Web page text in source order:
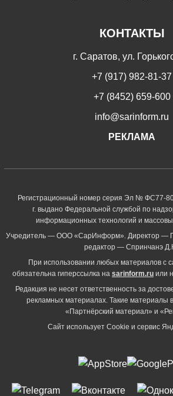
КОНТАКТЫ
г. Саратов, ул.
+7 (917) 982-81-37
+7 (8452) 659-600
info@sarinform.ru
РЕКЛАМА
Регистрационный номер серия Эл № ФС77-
г. выдано Федеральной службой по
информационных технологий и
Учредитель — ООО «СарИнформ». Директор —
редактор — Спринчанэ
При использовании любых материалов с
обязательна гиперссылка на sarinform.ru или
Редакция не несет ответственность за
рекламных материалах. Такие материалы
«Партнёрский материал» и
Сайт использует Cookie и сервиc